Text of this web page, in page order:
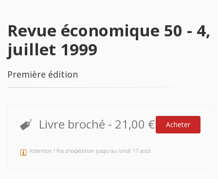
Revue économique 50 - 4,
juillet 1999
Première édition
Livre broché - 21,00 € Acheter
Attention ! Pas d'expédition jusqu'au lundi 17 août